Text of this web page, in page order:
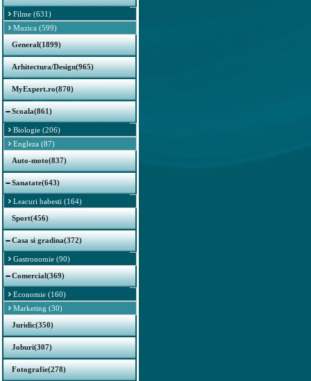
Filme (631)
Muzica (599)
General(1899)
Arhitectura/Design(965)
MyExpert.ro(870)
Scoala(861)
Biologie (206)
Engleza (87)
Auto-moto(837)
Sanatate(643)
Leacuri babesti (164)
Sport(456)
Casa si gradina(372)
Gastronomie (90)
Comercial(369)
Economie (160)
Marketing (30)
Juridic(350)
Joburi(307)
Fotografie(278)